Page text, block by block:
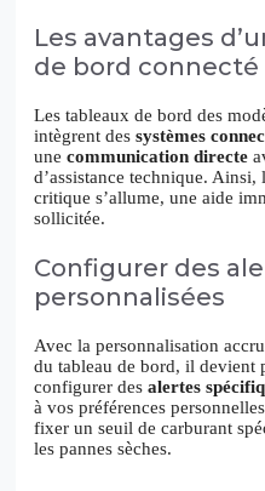
Les avantages
de bord connecté
Les tableaux de bord des
intègrent des systèmes
une communication directe
d’assistance technique. Ainsi,
critique s’allume, une aide
sollicitée.
Configurer des
personnalisées
Avec la personnalisation
du tableau de bord, il devient
configurer des alertes
à vos préférences
fixer un seuil de carburant
les pannes sèches.